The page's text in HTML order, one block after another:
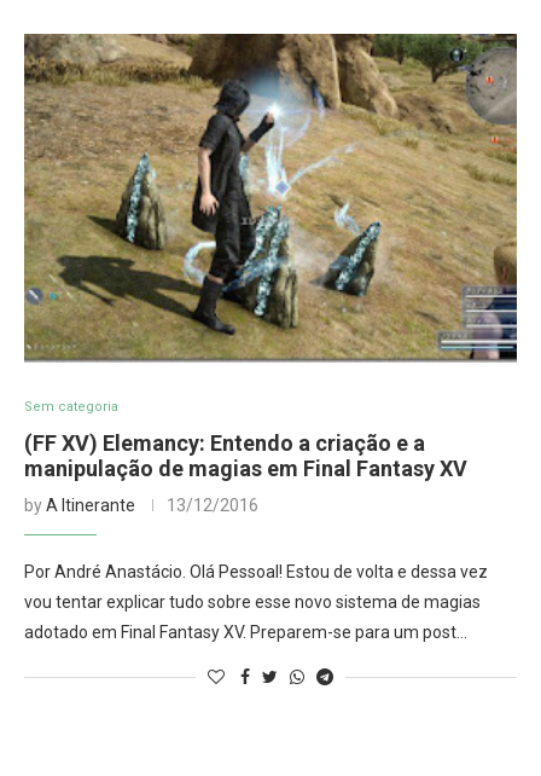
Sem categoria
(FF XV) Elemancy: Entendo a criação e a
manipulação de magias em Final Fantasy XV
byA Itinerante 13/12/2016
Por André Anastácio. Olá Pessoal! Estou de volta e dessa vez
vou tentar explicar tudo sobre esse novo sistema de magias
adotado em Final Fantasy XV. Preparem-se para um post…